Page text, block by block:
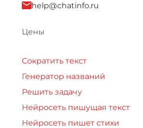
help@chatinfo.ru
Цены
Сократить текст
Генератор названий
Решить задачу
Нейросеть пишущая текст
Нейросеть пишет стихи